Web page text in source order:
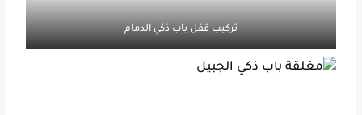
تركيب قفل باب ذكي الدمام